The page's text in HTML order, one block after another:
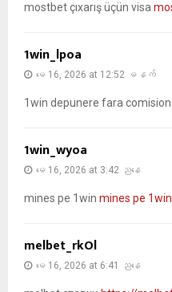
mostbet çıxarış üçün visa
1win_lpoa
မေ 16, 2026 at 12:52 မနက်
1win depunere fara comision
1win_wyoa
မေ 16, 2026 at 3:42 ညနေ
mines pe 1win mines pe 1win
melbet_rkOl
မေ 16, 2026 at 6:41 ညနေ